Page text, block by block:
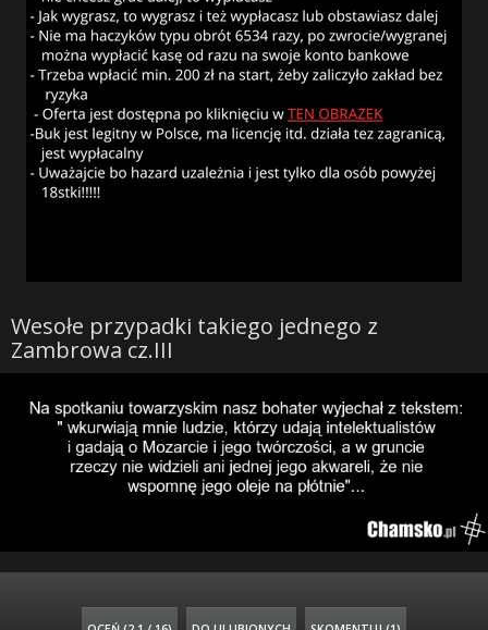
Wesołe przypadki takiego jednego z
Zambrowa cz.III